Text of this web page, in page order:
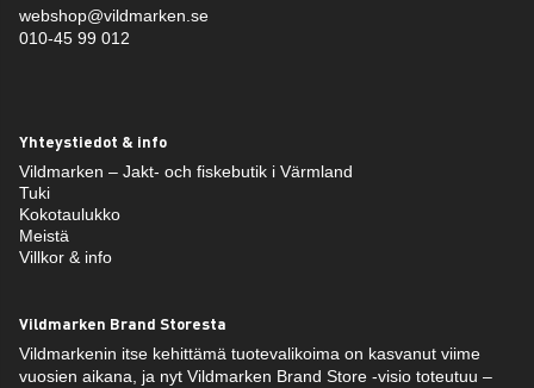
webshop@vildmarken.se
010-45 99 012
Yhteystiedot & info
Vildmarken – Jakt- och fiskebutik i Värmland
Tuki
Kokotaulukko
Meistä
Villkor & info
Vildmarken Brand Storesta
Vildmarkenin itse kehittämä tuotevalikoima on kasvanut viime
vuosien aikana, ja nyt Vildmarken Brand Store -visio toteutuu –